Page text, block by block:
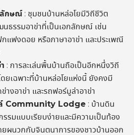
ลักษณ์ : ชุมชนบ้านหล่อโยมีวิถีชีวิต
ธรรมอาข่าที่เป็นเอกลักษณ์ เช่น
แฟงดอย หรือภาษาอาข่า และประเพณี
: การละเล่นพื้นบ้านถือเป็นอีกหนึ่งวิถี
ยเฉพาะที่บ้านหล่อโยแห่งนี้ ยังคงมี
ข่างอาข่า และรถฟอร์มูล่าอาข่า
ล์ Community Lodge : บ้านดิน
รรมแบบเรียบง่ายและมีความเป็นท้อง
ผนวกกับจินตนาการของชาวบ้านออก